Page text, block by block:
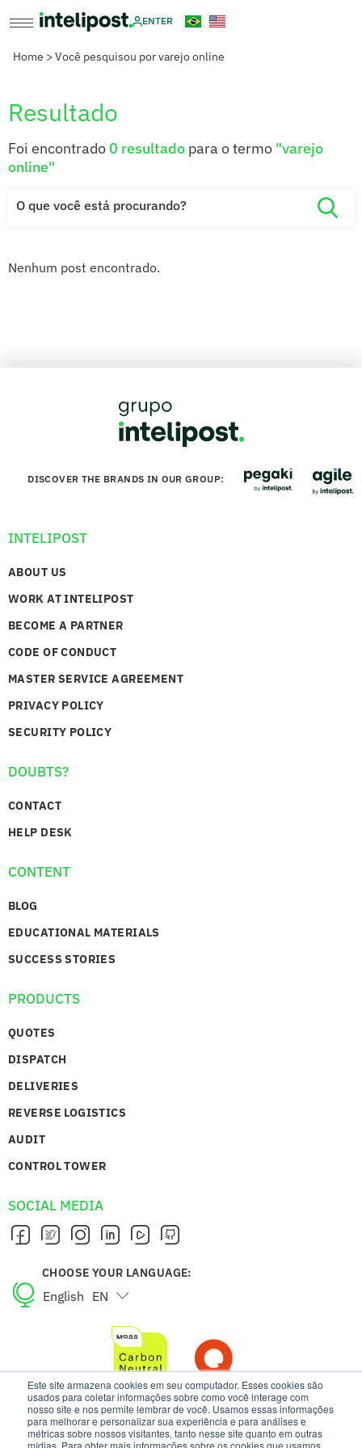
Este site armazena cookies em seu computador. Esses cookies são
usados para coletar informações sobre como você interage com
nosso site e nos permite lembrar de você. Usamos essas informações
para melhorar e personalizar sua experiência e para análises e
métricas sobre nossos visitantes, tanto nesse site quanto em outras
mídias. Para obter mais informações sobre os cookies que usamos,
ENTER
Home > Você pesquisou por varejo online
Resultado
Foi encontrado0 resultado para o termo "varejo
online"
Nenhum post encontrado.
DISCOVER THE BRANDS IN OUR GROUP:
INTELIPOST
ABOUT US
WORK AT INTELIPOST
BECOME A PARTNER
CODE OF CONDUCT
MASTER SERVICE AGREEMENT
PRIVACY POLICY
SECURITY POLICY
DOUBTS?
CONTACT
HELP DESK
CONTENT
BLOG
EDUCATIONAL MATERIALS
SUCCESS STORIES
PRODUCTS
QUOTES
DISPATCH
DELIVERIES
REVERSE LOGISTICS
AUDIT
CONTROL TOWER
SOCIAL MEDIA
CHOOSE YOUR LANGUAGE:
English EN
Português PT